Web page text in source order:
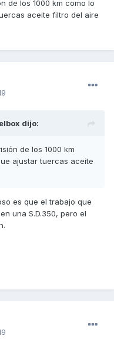
de los 1000 km como lo
aceite filtro del aire
dijo:
de los 1000 km
ajustar tuercas aceite
es que el trabajo que
una S.D.350, pero el